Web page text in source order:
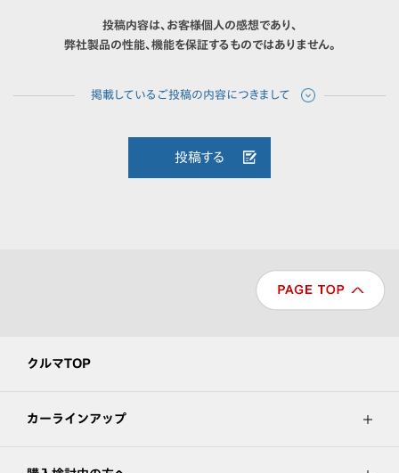
投稿内容は、お客様個人の感想であり、
弊社製品の性能、機能を保証するものではありません。
投稿する
クルマTOP
カーラインアップ